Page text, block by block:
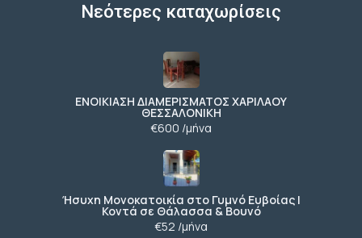
Νεότερες καταχωρίσεις
ΕΝΟΙΚΙΑΣΗ ΔΙΑΜΕΡΙΣΜΑΤΟΣ ΧΑΡΙΛΑΟΥ
ΘΕΣΣΑΛΟΝΙΚΗ
€600 /μήνα
Ήσυχη Μονοκατοικία στο Γυμνό Ευβοίας |
Κοντά σε Θάλασσα & Βουνό
€52 /μήνα